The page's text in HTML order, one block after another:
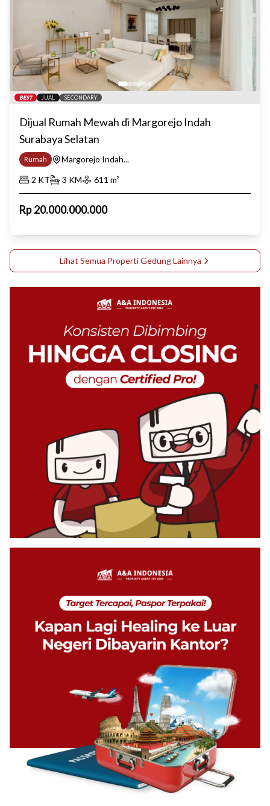
BEST JUAL SECONDARY
Dijual Rumah Mewah di Margorejo Indah
Surabaya Selatan
Rumah
Margorejo Indah...
2 KT 3 KM 611 m²
Rp20.000.000.000
Lihat Semua PropertiGedungLainnya